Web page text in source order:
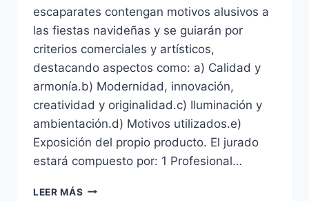
escaparates contengan motivos alusivos a
las fiestas navideñas y se guiarán por
criterios comerciales y artísticos,
destacando aspectos como: a) Calidad y
armonía.b) Modernidad, innovación,
creatividad y originalidad.c) Iluminación y
ambientación.d) Motivos utilizados.e)
Exposición del propio producto. El jurado
estará compuesto por: 1 Profesional…
LEER MÁS CONCURSO